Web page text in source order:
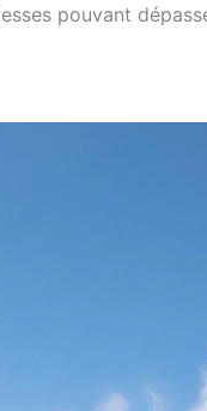
pouvant